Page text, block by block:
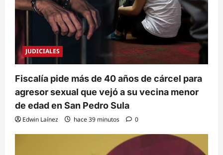
JUDICIALES
Fiscalía pide más de 40 años de cárcel para
agresor sexual que vejó a su vecina menor
de edad en San Pedro Sula
Edwin Laínez hace 39 minutos 0